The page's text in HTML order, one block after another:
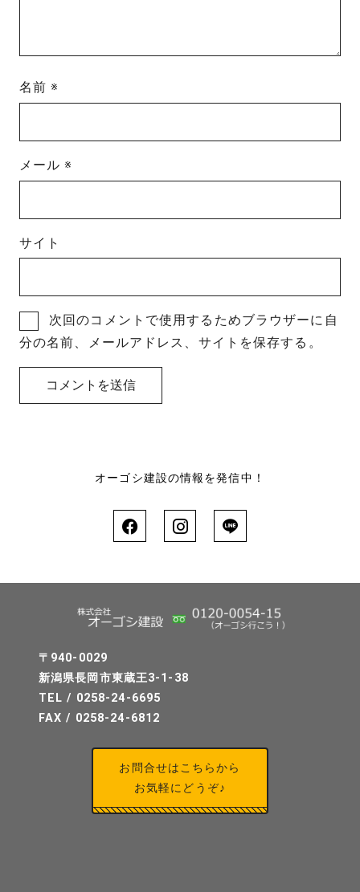
名前※
メール※
サイト
次回のコメントで使用するためブラウザーに自
分の名前、メールアドレス、サイトを保存する。
オーゴシ建設の情報を発信中！
〒940-0029
新潟県長岡市東蔵王3-1-38
TEL / 0258-24-6695
FAX / 0258-24-6812
お問合せはこちらから
お気軽にどうぞ♪